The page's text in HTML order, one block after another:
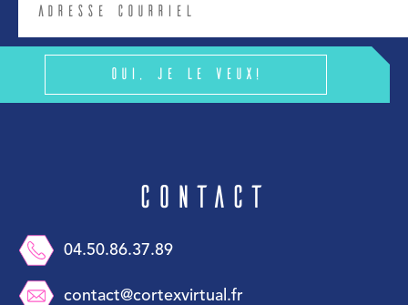
Oui, je le veux!
Contact
04.50.86.37.89
contact@cortexvirtual.fr